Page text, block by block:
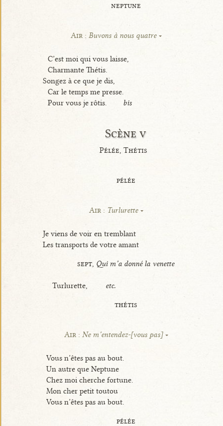
neptune
Air : Buvons à nous quatre
C’est moi qui vous laisse,
Charmante Thétis.
Songez à ce que je dis,
Car le temps me presse.
Pour vous je rôtis.
bis
Scène v
Pélée, Thétis
pélée
Air : Turlurette
Je viens de voir en tremblant
Les transports de votre amant
sept, Qui m’a donné la venette
Turlurette, etc.
thétis
Air :Ne m’entendez-[vous pas]
Vous n’êtes pas au bout.
Un autre que Neptune
Chez moi cherche fortune.
Mon cher petit toutou
Vous n’êtes pas au bout.
pélée